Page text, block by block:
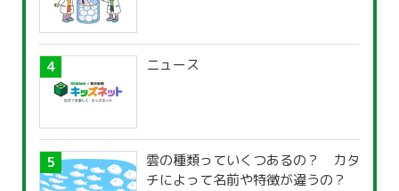
ニュース
雲の種類っていくつあるの？ カタ
チによって名前や特徴が違うの？